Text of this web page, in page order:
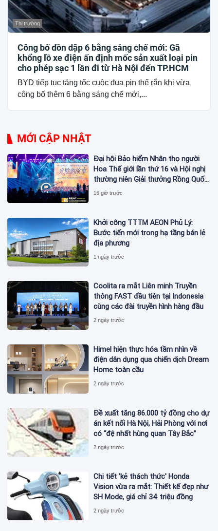
Thị trường
Công bố dồn dập 6 bằng sáng chế mới: Gã
khổng lồ xe điện ấn định mốc sản xuất loại pin
cho phép sạc 1 lần đi từ Hà Nội đến TP.HCM
BYD tiếp tục tăng tốc cuộc đua pin thể rắn khi vừa
công bố thêm 6 bằng sáng chế mới,...
MỚI CẬP NHẬT
Đại hội Bảo hiểm Nhân thọ người
Hoa Thế giới lần thứ 16 và Hội nghị
thường niên Giải thưởng Rồng Quốc
tế (IDA) 2026 được tổ chức trọng
16 giờ trước
Khởi công TTTM AEON Phủ Lý:
Bước tiến mới trong hạ tầng bán lẻ
địa phương
1 ngày trước
Coolita ra mắt Liên minh Truyền
thông FAST đầu tiên tại Indonesia
cùng các đài truyền hình hàng đầu
2 ngày trước
Himel hiện thực hóa tầm nhìn về
điện dân dụng qua chiến dịch Dream
Home toàn cầu
2 ngày trước
Đề xuất tăng 86.000 tỷ đồng cho dự
án kết nối Hà Nội, Hải Phòng với nơi
có “đệ nhất hùng quan Tây Bắc”
2 ngày trước
Chi tiết 'kẻ thách thức' Honda
Vision vừa ra mắt: Thiết kế đẹp như
SH Mode, giá chỉ 34 triệu đồng
2 ngày trước